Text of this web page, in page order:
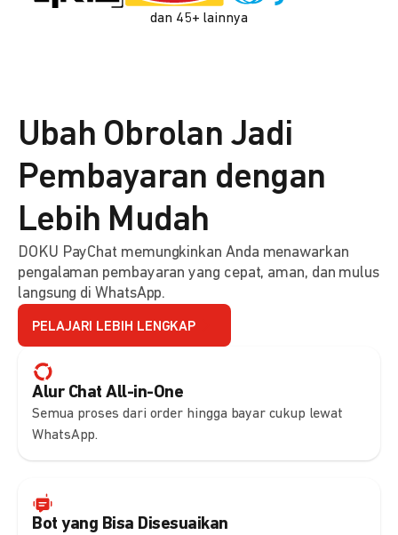
dan 45+ lainnya
Alur Chat All-in-One
Semua proses dari order hingga bayar cukup lewat
WhatsApp.
Bot yang Bisa Disesuaikan
Ubah Obrolan Jadi
Pembayaran dengan
Lebih Mudah
DOKU PayChat memungkinkan Anda menawarkan
pengalaman pembayaran yang cepat, aman, dan mulus
langsung di WhatsApp.
PELAJARI LEBIH LENGKAP